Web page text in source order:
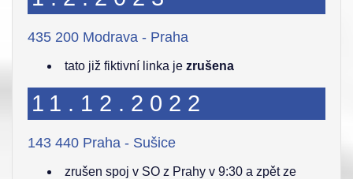
435 200 Modrava - Praha
tato již fiktivní linka je zrušena
11.12.2022
143 440 Praha - Sušice
zrušen spoj v SO z Prahy v 9:30 a zpět ze